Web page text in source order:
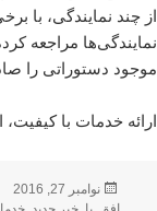
از چند نمایندگی، با
نمایندگی‌ها مراجعه
موجود دستوراتی را
ارائه خدمات با کیفیت،
ارسال
شده
نوامبر 27, 2016